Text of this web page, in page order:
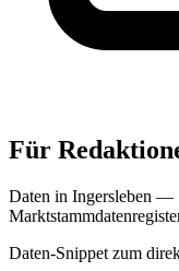
Für
Daten in Ingersleben —
Daten-Snippet zum